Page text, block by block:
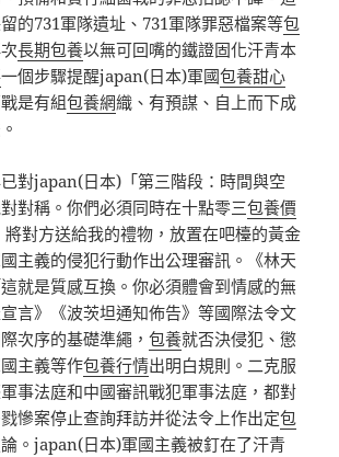
的731軍隊遺址、731軍隊罪惡檔案等包
長期包養以無可回嘴的鐵證固化汗青本
一個步驟提醒japan(日本)軍國包養甜心
是有組包養網織、有預謀、自上而下成
對japan(日本)「第三階段：時間與空
對稱。你們必須同時在十點零三包養價
將對方送給我的禮物，放置在吧檯的黃金
主義的侵犯行動作出公理審訊。《林天
就是質感互換。你必須體會到情感的無
言》《波茨坦通知佈告》等國際法令文
次序的基礎準繩，包養就否決侵犯、懲
主義等作包養行情出明白規則。二克服
事法庭和中國審訊戰犯軍事法庭，都對
慘案停止查詢拜訪并從法令上作出定包
。japan(日本)軍國主義被釘在了汗青